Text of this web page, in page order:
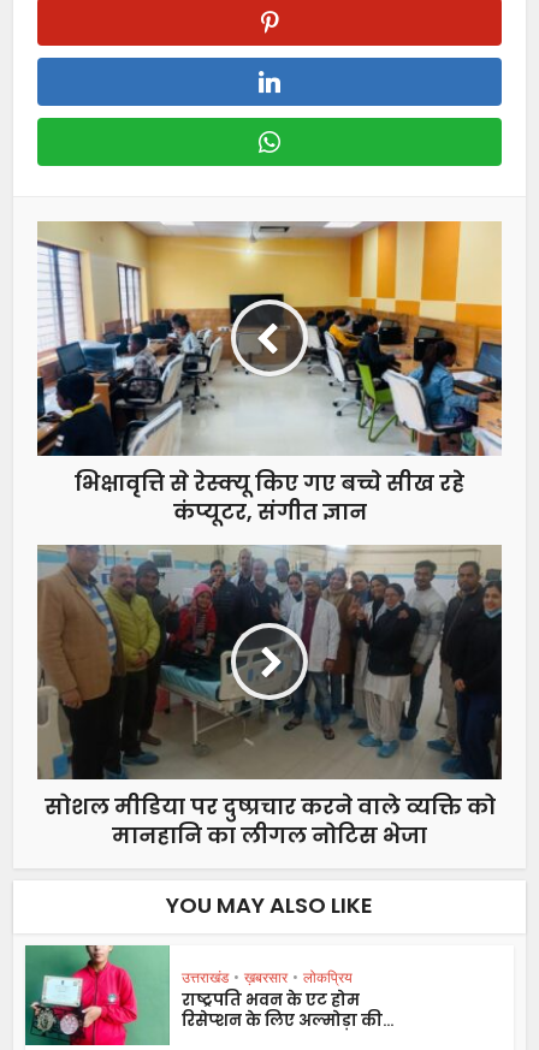
भिक्षावृत्ति से रेस्क्यू किए गए बच्चे सीख रहे
कंप्यूटर, संगीत ज्ञान
सोशल मीडिया पर दुष्प्रचार करने वाले व्यक्ति को
मानहानि का लीगल नोटिस भेजा
YOU MAY ALSO LIKE
उत्तराखंड • ख़बरसार • लोकप्रिय
राष्ट्रपति भवन के एट होम
रिसेप्शन के लिए अल्मोड़ा की...